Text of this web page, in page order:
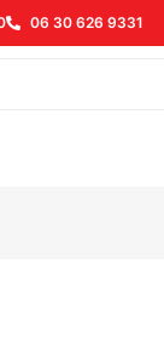
06 30 626 9331